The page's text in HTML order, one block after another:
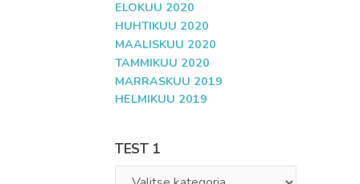
ELOKUU 2020
HUHTIKUU 2020
MAALISKUU 2020
TAMMIKUU 2020
MARRASKUU 2019
HELMIKUU 2019
TEST 1